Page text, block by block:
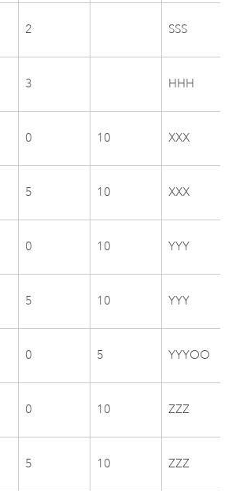
2 SSS
3 HHH
0 10 XXX
5 10 XXX
0 10 YYY
5 10 YYY
0 5 YYYOO
0 10 ZZZ
5 10 ZZZ